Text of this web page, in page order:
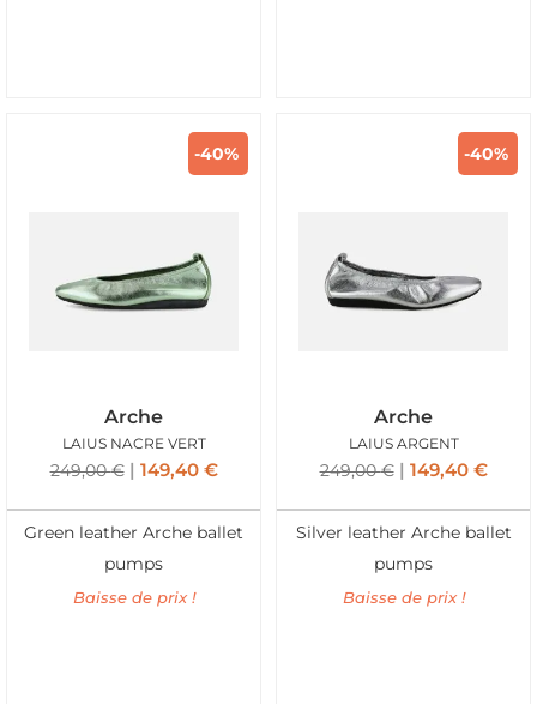
-40%
Arche
LAIUS NACRE VERT
249,00€ 149,40 €
Green leather Arche ballet
pumps
Baisse de prix !
-40%
Arche
LAIUS ARGENT
249,00€ 149,40 €
Silver leather Arche ballet
pumps
Baisse de prix !